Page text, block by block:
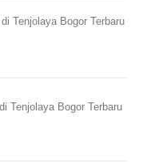
Tenjolaya Bogor Terbaru
Tenjolaya Bogor Terbaru